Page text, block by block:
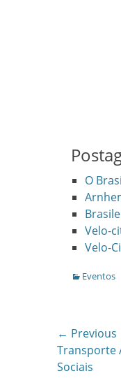
O
Velo-
Velo-
Categories
Eventos
Post
← Previous
Previous
post:
Transporte
Sociais